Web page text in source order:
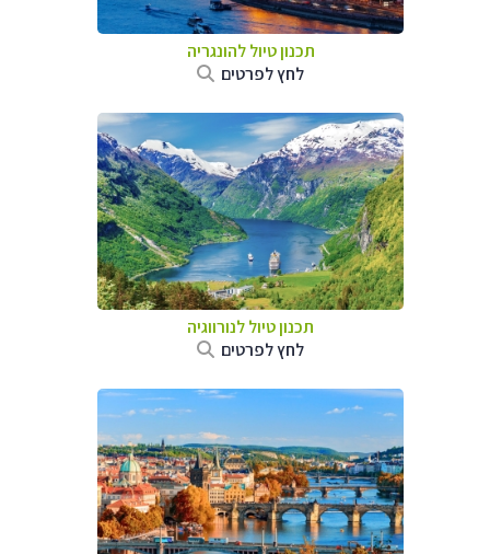
תכנון טיול להונגריה
לחץ לפרטים
תכנון טיול לנורווגיה
לחץ לפרטים